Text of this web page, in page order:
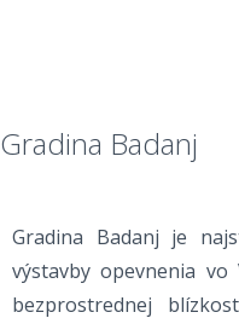
Gradina Badanj
Gradina Badanj je
výstavby opevnenia
bezprostrednej